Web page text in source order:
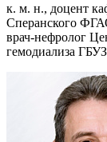
к. м. н., доцент
Сперанского
врач-нефролог
гемодиализа